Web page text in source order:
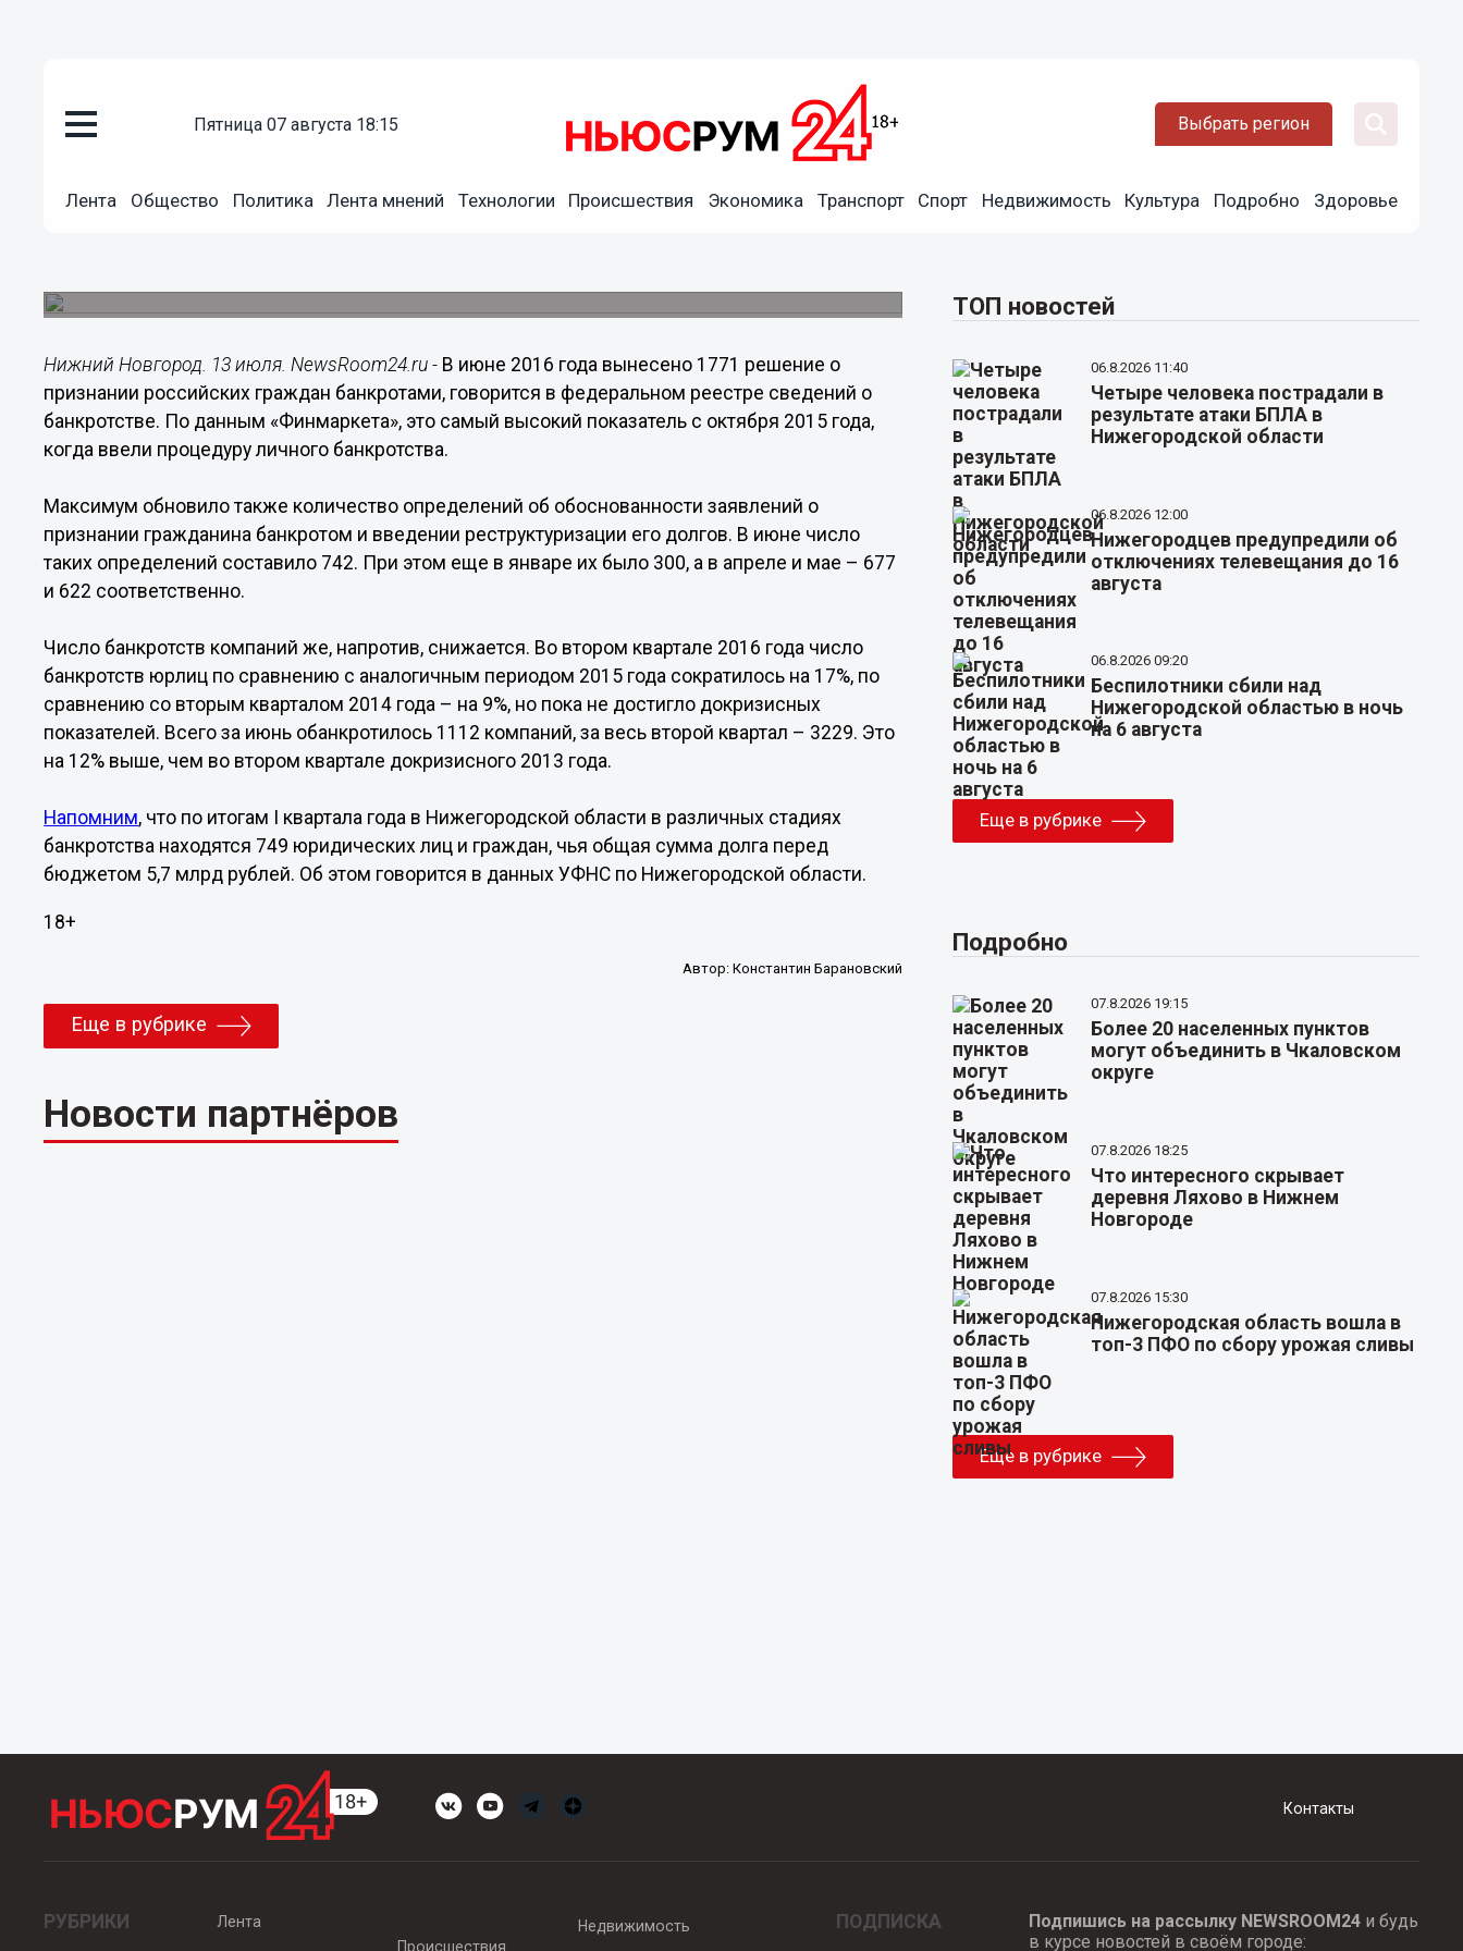
пятница 07 августа 18:15 Выбрать регион
Лента Общество Политика Лента мнений Технологии Происшествия Экономика Транспорт Спорт Недвижимость Культура Подробно Здоровье
13.07.201608:30
Нижний Новгород. 13 июля. NewsRoom24.ru - В июне 2016 года вынесено 1771 решение о
признании российских граждан банкротами, говорится в федеральном реестре сведений о
банкротстве. По данным «Финмаркета», это самый высокий показатель с октября 2015 года,
когда ввели процедуру личного банкротства.
Максимум обновило также количество определений об обоснованности заявлений о
признании гражданина банкротом и введении реструктуризации его долгов. В июне число
таких определений составило 742. При этом еще в январе их было 300, а в апреле и мае – 677
и 622 соответственно.
Число банкротств компаний же, напротив, снижается. Во втором квартале 2016 года число
банкротств юрлиц по сравнению с аналогичным периодом 2015 года сократилось на 17%, по
сравнению со вторым кварталом 2014 года – на 9%, но пока не достигло докризисных
показателей. Всего за июнь обанкротилось 1112 компаний, за весь второй квартал – 3229. Это
на 12% выше, чем во втором квартале докризисного 2013 года.
Напомним, что по итогам I квартала года в Нижегородской области в различных стадиях
банкротства находятся 749 юридических лиц и граждан, чья общая сумма долга перед
бюджетом 5,7 млрд рублей. Об этом говорится в данных УФНС по Нижегородской области.
18+
Автор: Константин Барановский
Еще в рубрике
Новости партнёров
ТОП новостей
06.8.2026 11:40
Четыре человека пострадали в
результате атаки БПЛА в
Нижегородской области
06.8.2026 12:00
Нижегородцев предупредили об
отключениях телевещания до 16
августа
06.8.2026 09:20
Беспилотники сбили над
Нижегородской областью в ночь
на 6 августа
Еще в рубрике
Подробно
07.8.2026 19:15
Более 20 населенных пунктов
могут объединить в Чкаловском
округе
07.8.2026 18:25
Что интересного скрывает
деревня Ляхово в Нижнем
Новгороде
07.8.2026 15:30
Нижегородская область вошла в
топ-3 ПФО по сбору урожая сливы
Еще в рубрике
Контакты
РУБРИКИ
Лента
Происшествия
Недвижимость ПОДПИСКА Подпишись на рассылку NEWSROOM24и будь
в курсе новостей в своём городе: